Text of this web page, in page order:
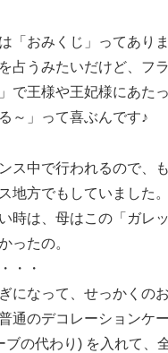
「おみくじ」ってあり
占うみたいだけど、フ
で王様や王妃様にあた
～」って喜ぶんです♪
ス中で行われるので、
地方でもしていました。
時は、母はこの「ガレ
ったの。
・・
になって、せっかくの
通のデコレーションケ
ブの代わり) を入れて、